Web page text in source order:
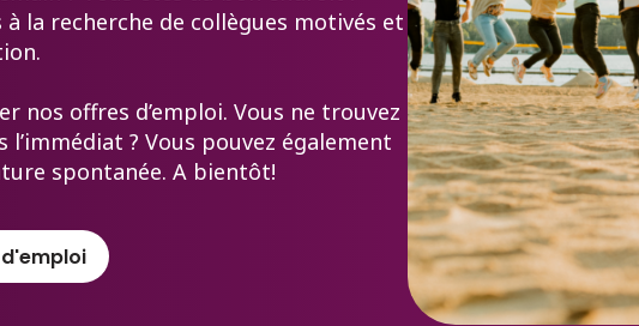
la recherche de collègues motivés et
nos offres d’emploi. Vous ne trouvez
? Vous pouvez également
spontanée. A bientôt!